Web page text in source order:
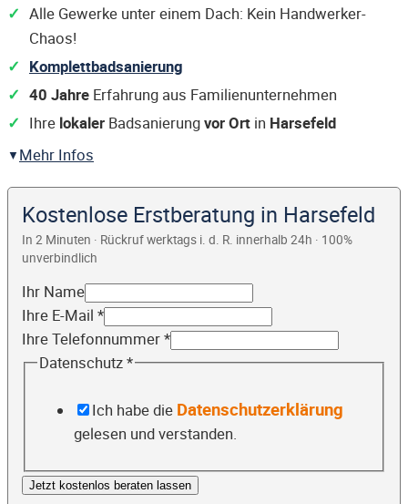
Alle Gewerke unter einem Dach: Kein Handwerker-
Chaos!
Komplettbadsanierung
40 Jahre Erfahrung aus Familienunternehmen
Ihre lokaler Badsanierungvor Ort in Harsefeld
Mehr Infos
Kostenlose Erstberatung in Harsefeld
In 2 Minuten · Rückruf werktags i. d. R. innerhalb 24h · 100%
unverbindlich
Ihr Name
Ihre E-Mail *
Ihre Telefonnummer*
Datenschutz*
Ich habe die Datenschutzerklärung
gelesen und verstanden.
Jetzt kostenlos beraten lassen